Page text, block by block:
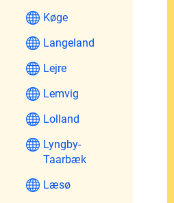
Køge
Langeland
Lejre
Lemvig
Lolland
Lyngby-
Taarbæk
Læsø